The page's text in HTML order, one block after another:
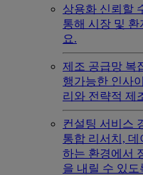
상용화 신뢰할
통해 시장 및 환
요.
제조 공급망 복
행가능한 인사
리와 전략적 제
컨설팅 서비스
통합 리서치,
하는 환경에서
을 내릴 수 있